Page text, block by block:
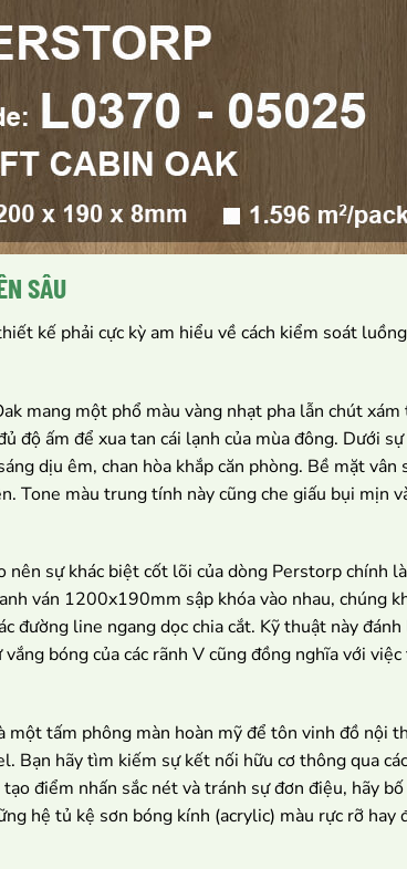
SÂU
kế phải cực kỳ am hiểu về cách kiểm soát
mang một phổ màu vàng nhạt pha lẫn chút
ấm để xua tan cái lạnh của mùa đông. Dưới
dịu êm, chan hòa khắp căn phòng. Bề mặt
Tone màu trung tính này cũng che giấu bụi mịn
nên sự khác biệt cốt lõi của dòng Perstorp chính
ván 1200x190mm sập khóa vào nhau, chúng
line ngang dọc chia cắt. Kỹ thuật này đánh
bóng của các rãnh V cũng đồng nghĩa với
tấm phông màn hoàn mỹ để tôn vinh đồ nội
hãy tìm kiếm sự kết nối hữu cơ thông qua
điểm nhấn sắc nét và tránh sự đơn điệu, hãy
hệ tủ kệ sơn bóng kính (acrylic) màu rực rỡ hay